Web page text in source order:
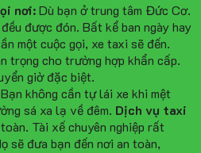
nơi:Dù bạn ở trung tâm Đức Cơ.
được đón. Bất kể ban ngày hay
một cuộc gọi, xe taxi sẽ đến.
trọng cho trường hợp khẩn cấp.
giờ đặc biệt.
Bạn không cần tự lái xe khi mệt
sá xa lạ về đêm. Dịch vụ taxi
Tài xế chuyên nghiệp rất
sẽ đưa bạn đến nơi an toàn,